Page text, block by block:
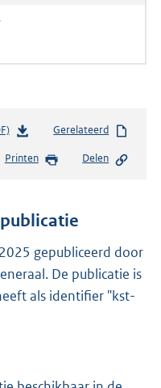
b
s
n
s
r
o
:
Gerelateerd
Printen Delen
gepubliceerd door
De publicatie is
als identifier "kst-